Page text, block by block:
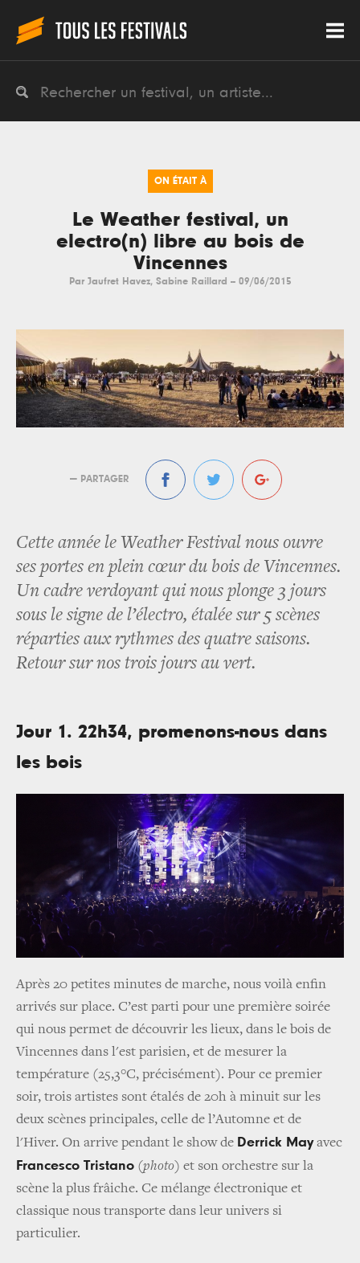
ON ÉTAIT À
Le Weather festival, un
electro(n) libre au bois de
Vincennes
Par Jaufret Havez, Sabine Raillard -- 09/06/2015
— PARTAGER
Cette année le Weather Festival nous ouvre
ses portes en plein cœur du bois de Vincennes.
Un cadre verdoyant qui nous plonge 3 jours
sous le signe de l’électro, étalée sur 5 scènes
réparties aux rythmes des quatre saisons.
Retour sur nos trois jours au vert.
Jour 1. 22h34, promenons-nous dans
les bois
Après 20 petites minutes de marche, nous voilà enfin
arrivés sur place. C’est parti pour une première soirée
qui nous permet de découvrir les lieux, dans le bois de
Vincennes dans l'est parisien, et de mesurer la
température (25,3°C, précisément). Pour ce premier
soir, trois artistes sont étalés de 20h à minuit sur les
deux scènes principales, celle de l’Automne et de
l'Hiver. On arrive pendant le show de Derrick Mayavec
Francesco Tristano (photo) et son orchestre sur la
scène la plus frâiche. Ce mélange électronique et
classique nous transporte dans leur univers si
particulier.